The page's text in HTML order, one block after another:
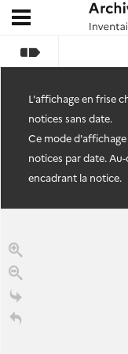
Archives
Ouvrir le menu
L'affichage en frise
notices sans date.
Ce mode
notices par date.
encadrant la notice.